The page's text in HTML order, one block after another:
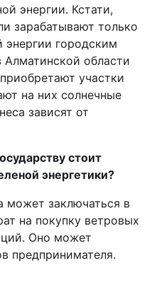
энергии. Кстати,
зарабатывают только
энергии городским
области
участки
на них солнечные
зависят от
стоит
энергетики?
может заключаться в
на покупку ветровых
Оно может
предпринимателя.